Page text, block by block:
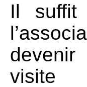
Il suffit